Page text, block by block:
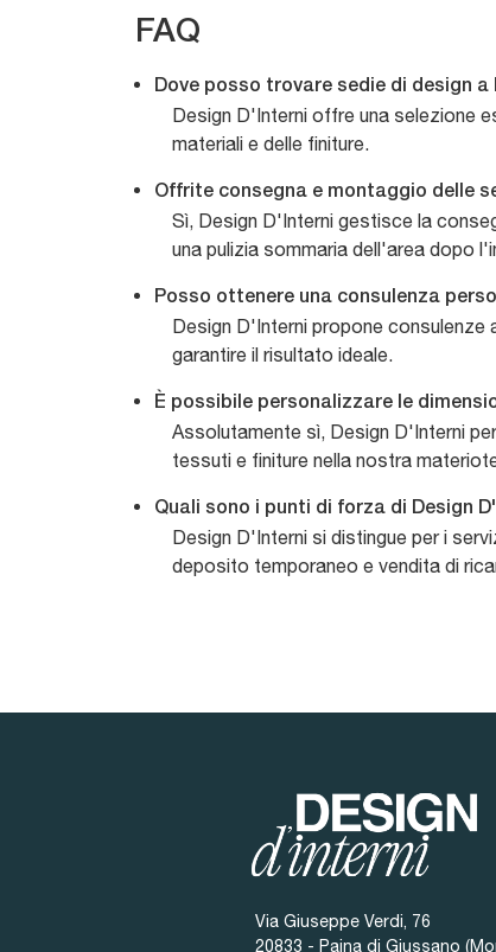
FAQ
Dove posso trovare sedie di design a
Design D'Interni offre una selezione
materiali e delle finiture.
Offrite consegna e montaggio delle
Sì, Design D'Interni gestisce la
una pulizia sommaria dell'area dopo
Posso ottenere una consulenza
Design D'Interni propone consulenze
garantire il risultato ideale.
È possibile personalizzare le
Assolutamente sì, Design D'Interni
tessuti e finiture nella nostra
Quali sono i punti di forza di Design
Design D'Interni si distingue per i
deposito temporaneo e vendita di
Via Giuseppe Verdi, 76
20833 - Paina di Giussano